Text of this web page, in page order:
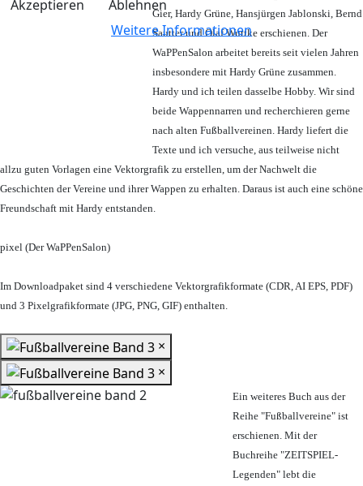
Akzeptieren
Ablehnen
Weitere Informationen
Gier, Hardy Grüne, Hansjürgen Jablonski, Bernd
Sautter und Olaf Wuttke erschienen. Der
WaPPenSalon arbeitet bereits seit vielen Jahren
insbesondere mit Hardy Grüne zusammen.
Hardy und ich teilen dasselbe Hobby. Wir sind
beide Wappennarren und recherchieren gerne
nach alten Fußballvereinen. Hardy liefert die
Texte und ich versuche, aus teilweise nicht
allzu guten Vorlagen eine Vektorgrafik zu erstellen, um der Nachwelt die
Geschichten der Vereine und ihrer Wappen zu erhalten. Daraus ist auch eine schöne
Freundschaft mit Hardy entstanden.
pixel (Der WaPPenSalon)
Im Downloadpaket sind 4 verschiedene Vektorgrafikformate (CDR, AI EPS, PDF)
und 3 Pixelgrafikformate (JPG, PNG, GIF) enthalten.
×
×
Ein weiteres Buch aus der
Reihe "Fußballvereine" ist
erschienen. Mit der
Buchreihe "ZEITSPIEL-
Legenden" lebt die